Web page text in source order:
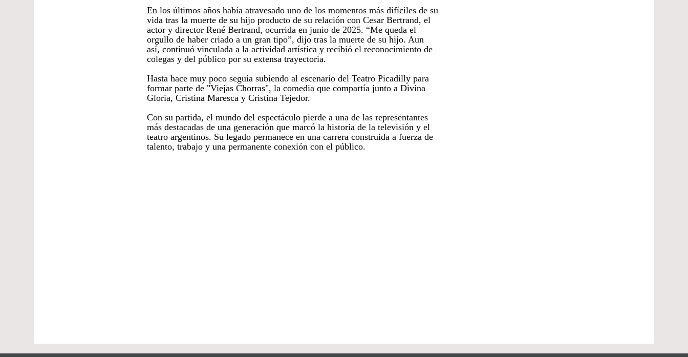
En los últimos años había atravesado uno de los momentos más difíciles de su
vida tras la muerte de su hijo producto de su relación con Cesar Bertrand, el
actor y director René Bertrand, ocurrida en junio de 2025. “Me queda el
orgullo de haber criado a un gran tipo”, dijo tras la muerte de su hijo. Aun
así, continuó vinculada a la actividad artística y recibió el reconocimiento de
colegas y del público por su extensa trayectoria.
Hasta hace muy poco seguía subiendo al escenario del Teatro Picadilly para
formar parte de "Viejas Chorras", la comedia que compartía junto a Divina
Gloria, Cristina Maresca y Cristina Tejedor.
Con su partida, el mundo del espectáculo pierde a una de las representantes
más destacadas de una generación que marcó la historia de la televisión y el
teatro argentinos. Su legado permanece en una carrera construida a fuerza de
talento, trabajo y una permanente conexión con el público.